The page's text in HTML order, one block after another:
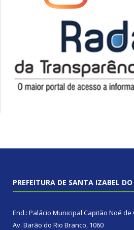
PREFEITURA DE SANTA IZABEL
End.: Palácio Municipal Capitão Noé de
Av. Barão do Rio Branco, 1060